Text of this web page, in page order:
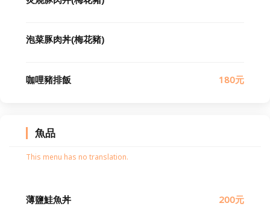
泡菜豚肉丼(梅花豬)
咖哩豬排飯 180元
魚品
This menu has no translation.
薄鹽鮭魚丼 200元